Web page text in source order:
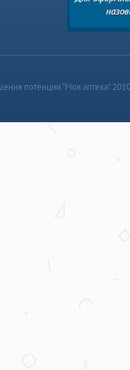
потенции “Моя аптека”